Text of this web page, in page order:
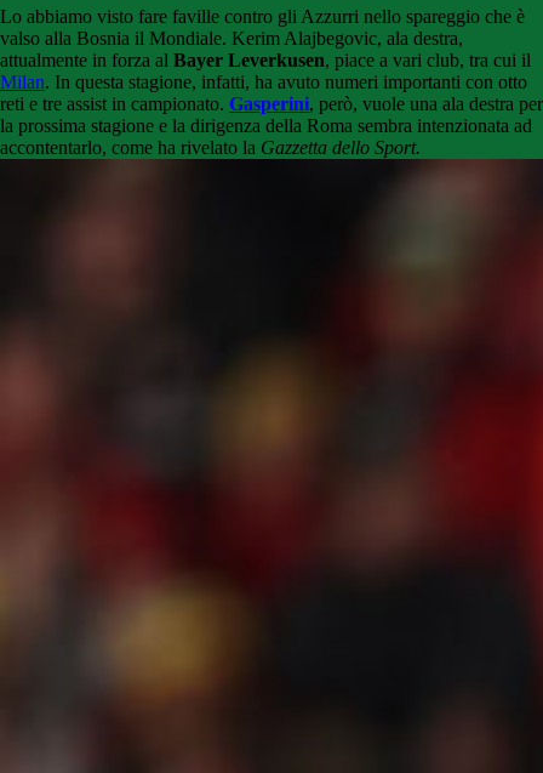
Lo abbiamo visto fare faville contro gli Azzurri nello spareggio che è
valso alla Bosnia il Mondiale. Kerim Alajbegovic, ala destra,
attualmente in forza al Bayer Leverkusen, piace a vari club, tra cui il
Milan. In questa stagione, infatti, ha avuto numeri importanti con otto
reti e tre assist in campionato. Gasperini, però, vuole una ala destra per
la prossima stagione e la dirigenza della Roma sembra intenzionata ad
accontentarlo, come ha rivelato la Gazzetta dello Sport.